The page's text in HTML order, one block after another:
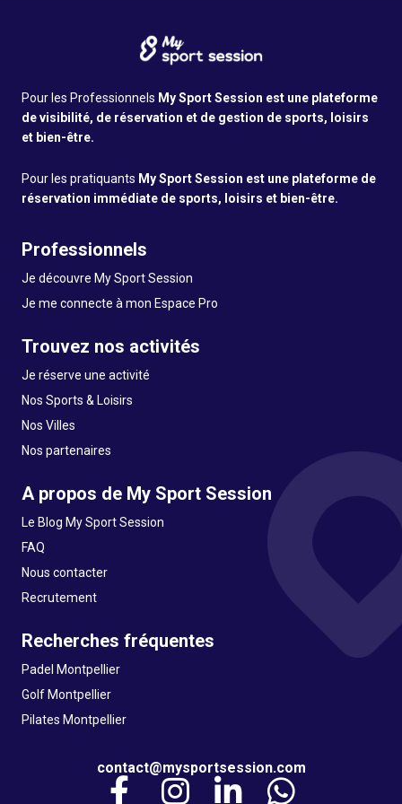
Pour les Professionnels My Sport Session est une plateforme
de visibilité, de réservation et de gestion de sports, loisirs
et bien-être.
Pour les pratiquants My Sport Session est une plateforme de
réservation immédiate de sports, loisirs et bien-être.
Professionnels
Je découvre My Sport Session
Je me connecte à mon Espace Pro
Trouvez nos activités
Je réserve une activité
Nos Sports & Loisirs
Nos Villes
Nos partenaires
A propos de My Sport Session
Le Blog My Sport Session
FAQ
Nous contacter
Recrutement
Recherches fréquentes
Padel Montpellier
Golf Montpellier
Pilates Montpellier
contact@mysportsession.com